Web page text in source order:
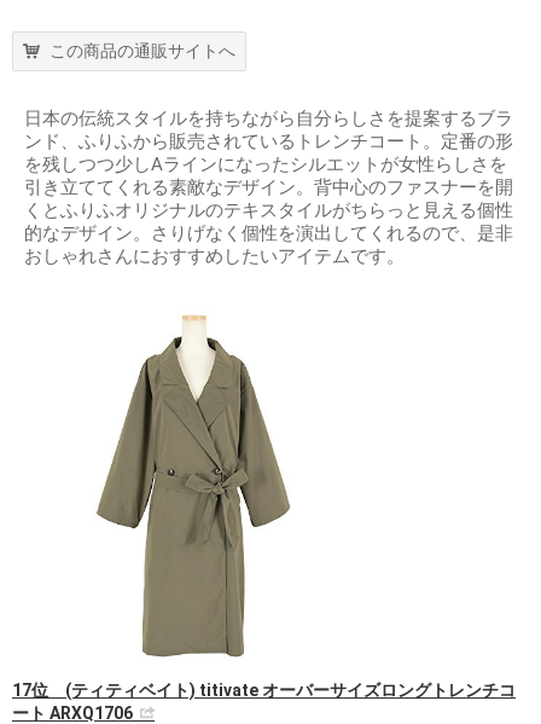
この商品の通販サイトへ
日本の伝統スタイルを持ちながら自分らしさを提案するブラ
ンド、ふりふから販売されているトレンチコート。定番の形
を残しつつ少しAラインになったシルエットが女性らしさを
引き立ててくれる素敵なデザイン。背中心のファスナーを開
くとふりふオリジナルのテキスタイルがちらっと見える個性
的なデザイン。さりげなく個性を演出してくれるので、是非
おしゃれさんにおすすめしたいアイテムです。
17位 (ティティベイト) titivate オーバーサイズロングトレンチコ
ート ARXQ1706